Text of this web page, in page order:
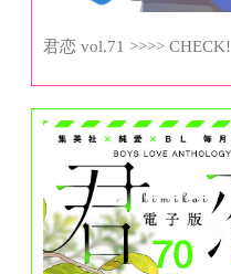
君恋 vol.71 >>>> CHECK!